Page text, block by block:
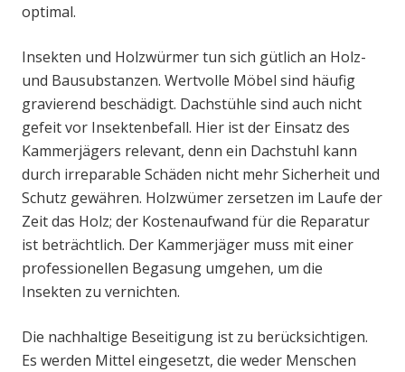
optimal.
Insekten und Holzwürmer tun sich gütlich an Holz-
und Bausubstanzen. Wertvolle Möbel sind häufig
gravierend beschädigt. Dachstühle sind auch nicht
gefeit vor Insektenbefall. Hier ist der Einsatz des
Kammerjägers relevant, denn ein Dachstuhl kann
durch irreparable Schäden nicht mehr Sicherheit und
Schutz gewähren. Holzwümer zersetzen im Laufe der
Zeit das Holz; der Kostenaufwand für die Reparatur
ist beträchtlich. Der Kammerjäger muss mit einer
professionellen Begasung umgehen, um die
Insekten zu vernichten.
Die nachhaltige Beseitigung ist zu berücksichtigen.
Es werden Mittel eingesetzt, die weder Menschen